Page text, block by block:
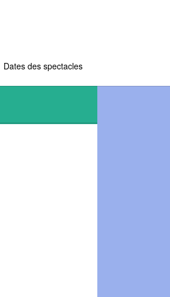
Dates des spectacles